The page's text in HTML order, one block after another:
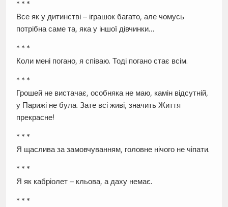
* * *
Все як у дитинстві – іграшок багато, але чомусь
потрібна саме та, яка у іншої дівчинки…
* * *
Коли мені погано, я співаю. Тоді погано стає всім.
* * *
Грошей не вистачає, особняка не маю, камін відсутній,
у Парижі не була. Зате всі живі, значить Життя
прекрасне!
* * *
Я щаслива за замовчуванням, головне нічого не чіпати.
* * *
Я як кабріолет – кльова, а даху немає.
* * *